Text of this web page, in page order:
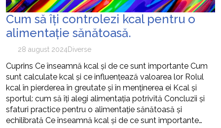
Cum să îți controlezi kcal pentru o
alimentație sănătoasă.
28 august 2024Diverse
Cuprins Ce înseamnă kcal și de ce sunt importante Cum
sunt calculate kcal și ce influențează valoarea lor Rolul
kcal în pierderea în greutate și în menținerea ei Kcal și
sportul: cum să îți alegi alimentația potrivită Concluzii și
sfaturi practice pentru o alimentație sănătoasă și
echilibrată Ce înseamnă kcal și de ce sunt importante…